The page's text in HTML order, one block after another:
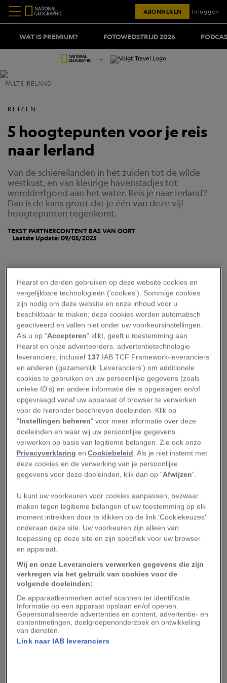
WAT IS PREMIUM? FOTOWEDSTRIJD 2026
ABONNEREN Inloggen
+
FÁILTE IRELAND
REIZEN
5 hoogtepunten voor je reis
naar Ierland
Van de schiereilanden in het zuiden tot de wilde
westkust, en van kleurige havenstadjes tot
werelderfgoed aan het water. Reis je naar Ierland?
Dan is de kans groot dat je één van deze vijf
hoogtepunten tegenkomt.
TEKST PARTNERCONTENT BAS VAN OORT
Laatste Update: 09/05/2025
Dit verhaal is tot stand gekomen in samenwerking
met Voigt Travel en Ierland Toerisme.
Van de schiereilanden in het zuiden tot de wilde
westkust, en van kleurige havenstadjes tot
werelderfgoed aan het water. Reis je naar
Ierland? Dan is de kans groot dat je één van deze
vijf hoogtepunten tegenkomt.
1. Kerry & Beara
De Ring of Kerry is een van de meest iconische
toeristische rondritten van Europa en één blik
op route laat zien waarom. Vanaf beginpunt
Killarney, sfeervol stadje aan de voet van het
hoogtepunten aan elkaar terwijl je de omtrek
van het schiereiland Iveragh volgt.
FÁILTE IRELAND
Tussen de rotskust van Kerry liggen prachtige zandstranden verscholen.
Van de bergketen MacGillycuddy’s Reeks tot
dorpen als Portmagee en Waterville en van de
baai van Dingle tot de Kenmare River. Minder
bekend – en dus ook minder druk – is de Ring of
Beara, één schiereiland zuidelijker. Een route van
Hearst en derden gebruiken op deze website cookies en
vergelijkbare technologieën ('cookies'). Sommige cookies
zijn nodig om deze website en onze inhoud voor u
beschikbaar te maken; deze cookies worden automatisch
geactiveerd en vallen niet onder uw voorkeursinstellingen.
Als u op “Accepteren” klikt, geeft u toestemming aan
Hearst en onze adverteerders, advertentietechnologie
leveranciers, inclusief 137 IAB TCF Framework-leveranciers
en anderen (gezamenlijk 'Leveranciers') om additionele
cookies te gebruiken en uw persoonlijke gegevens (zoals
unieke ID’s) en andere informatie die is opgeslagen en/of
opgevraagd vanaf uw apparaat of browser te verwerken
voor de hieronder beschreven doeleinden. Klik op
“Instellingen beheren” voor meer informatie over deze
doeleinden en waar wij uw persoonlijke gegevens
verwerken op basis van legitieme belangen. Zie ook onze
Privacyverklaring enCookiebeleid . Als je niet instemt met
deze cookies en de verwerking van je persoonlijke
gegevens voor deze doeleinden, klik dan op "Afwijzen”.
U kunt uw voorkeuren voor cookies aanpassen, bezwaar
maken tegen legitieme belangen of uw toestemming op elk
moment intrekken door te klikken op de link 'Cookiekeuzes'
onderaan deze site. Uw voorkeuren zijn alleen van
toepassing op deze site en zijn specifiek voor uw browser
en apparaat.
Wij en onze Leveranciers verwerken gegevens die zijn
verkregen via het gebruik van cookies voor de
volgende doeleinden:
De apparaatkenmerken actief scannen ter identificatie.
Informatie op een apparaat opslaan en/of openen.
Gepersonaliseerde advertenties en content, advertentie- en
contentmetingen, doelgroepenonderzoek en ontwikkeling
van diensten.
Link naar IAB leveranciers